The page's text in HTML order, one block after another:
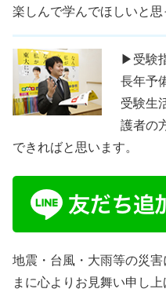
楽しんで学んでほしいと思
▶受験
長年予
受験生
護者の
できればと思います。
地震・台風・大雨等の災
まに心よりお見舞い申し